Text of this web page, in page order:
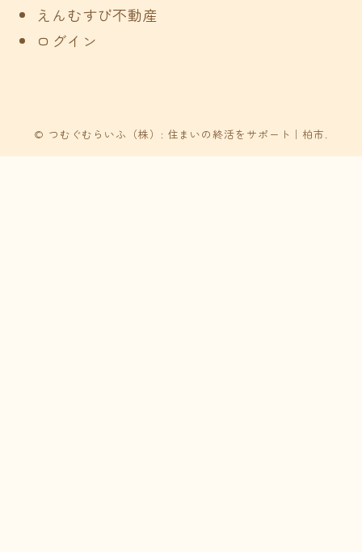
えんむすび不動産
ログイン
© つむぐむらいふ（株）: 住まいの終活をサポート｜柏市.